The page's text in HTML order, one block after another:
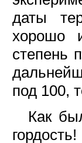
даты
хорошо
степень
под 100,
Как